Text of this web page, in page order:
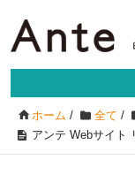
ホーム / 全て /
アンテ Webサイト